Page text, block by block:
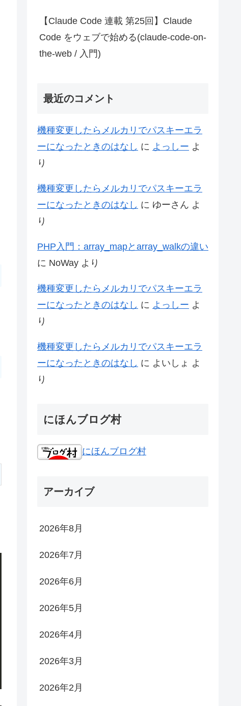
【Claude Code 連載 第25回】Claude
Code をウェブで始める(claude-code-on-
the-web / 入門)
最近のコメント
機種変更したらメルカリでパスキーエラ
ーになったときのはなし に よっしー よ
り
機種変更したらメルカリでパスキーエラ
ーになったときのはなし に ゆーさん よ
り
PHP入門：array_mapとarray_walkの違い
に NoWay より
機種変更したらメルカリでパスキーエラ
ーになったときのはなし に よっしー よ
り
機種変更したらメルカリでパスキーエラ
ーになったときのはなし に よいしょ よ
り
にほんブログ村
にほんブログ村
アーカイブ
2026年8月
2026年7月
2026年6月
2026年5月
2026年4月
2026年3月
2026年2月